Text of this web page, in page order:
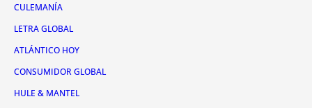
CULEMANÍA
LETRA GLOBAL
ATLÁNTICO HOY
CONSUMIDOR GLOBAL
HULE & MANTEL